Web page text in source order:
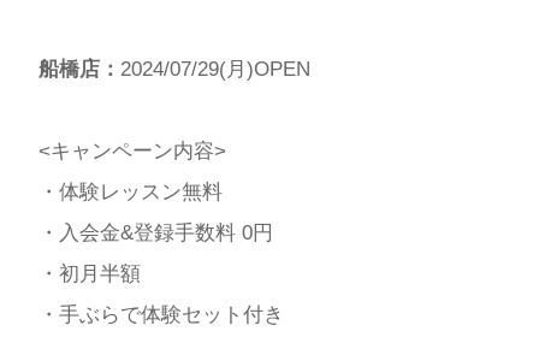
船橋店： 2024/07/29(月)OPEN
<キャンペーン内容>
・体験レッスン無料
・入会金&登録手数料 0円
・初月半額
・手ぶらで体験セット付き